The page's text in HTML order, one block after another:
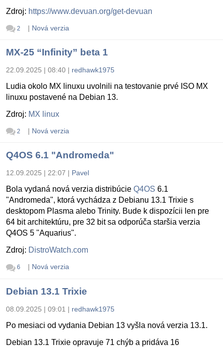
Zdroj: https://www.devuan.org/get-devuan
2 | Nová verzia
MX-25 “Infinity” beta 1
22.09.2025 | 08:40 | redhawk1975
Ludia okolo MX linuxu uvolnili na testovanie prvé ISO MX
linuxu postavené na Debian 13.
Zdroj: MX linux
2 | Nová verzia
Q4OS 6.1 "Andromeda"
12.09.2025 | 22:07 | Pavel
Bola vydaná nová verzia distribúcie Q4OS 6.1
"Andromeda", ktorá vychádza z Debianu 13.1 Trixie s
desktopom Plasma alebo Trinity. Bude k dispozícii len pre
64 bit architektúru, pre 32 bit sa odporúča staršia verzia
Q4OS 5 "Aquarius".
Zdroj: DistroWatch.com
6 | Nová verzia
Debian 13.1 Trixie
08.09.2025 | 09:01 | redhawk1975
Po mesiaci od vydania Debian 13 vyšla nová verzia 13.1.
Debian 13.1 Trixie opravuje 71 chýb a pridáva 16